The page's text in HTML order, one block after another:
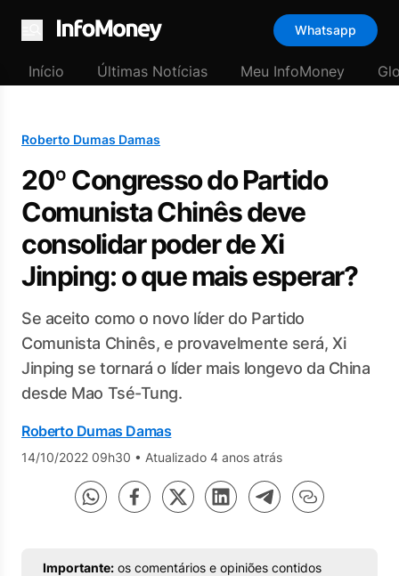
Menu
Whatsapp
Início Últimas Notícias Meu InfoMoney
Roberto Dumas Damas
20º Congresso do Partido
Comunista Chinês deve
consolidar poder de Xi
Jinping: o que mais esperar?
Se aceito como o novo líder do Partido
Comunista Chinês, e provavelmente será, Xi
Jinping se tornará o líder mais longevo da China
desde Mao Tsé-Tung.
Roberto Dumas Damas
14/10/2022 09h30 • Atualizado 4 anos atrás
Importante: os comentários e opiniões contidos